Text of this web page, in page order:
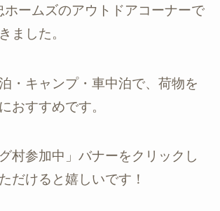
ホームズのアウトドアコーナーで
ました。
・キャンプ・車中泊で、荷物を
おすすめです。
村参加中」バナーをクリックし
だけると嬉しいです！